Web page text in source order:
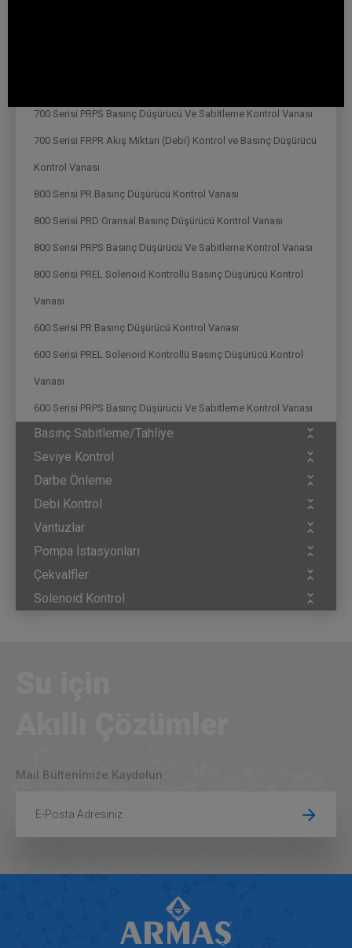
700 Serisi PRPS Basınç Düşürücü Ve Sabitleme Kontrol Vanası
700 Serisi FRPR Akış Miktarı (Debi) Kontrol ve Basınç Düşürücü
Kontrol Vanası
800 Serisi PR Basınç Düşürücü Kontrol Vanası
800 Serisi PRD Oransal Basınç Düşürücü Kontrol Vanası
800 Serisi PRPS Basınç Düşürücü Ve Sabitleme Kontrol Vanası
800 Serisi PREL Solenoid Kontrollü Basınç Düşürücü Kontrol
Vanası
600 Serisi PR Basınç Düşürücü Kontrol Vanası
600 Serisi PREL Solenoid Kontrollü Basınç Düşürücü Kontrol
Vanası
600 Serisi PRPS Basınç Düşürücü Ve Sabitleme Kontrol Vanası
Basınç Sabitleme/Tahliye
Seviye Kontrol
Darbe Önleme
Debi Kontrol
Vantuzlar
Pompa İstasyonları
Çekvalfler
Solenoid Kontrol
Mail Bültenimize Kaydolun